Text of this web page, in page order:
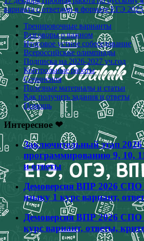
записям
варианта с ответами в формате ЕГЭ
Тренировочные варианты
Разговоры о важном
Итоговое устное собеседование
Всероссийские олимпиады
Подписка на 2026-2027 уч.год
Контрольные работы
Сочинения
Полезные материалы и статьи
Как получить задания и ответы
Помощь
Интересное ❤
Заключительный этап
программированию 9, 10,
и ответы
Демоверсия ВПР 2026 СПО
языку 1 курс вариант,
Демоверсия ВПР 2026 СПО
курс вариант, ответы,